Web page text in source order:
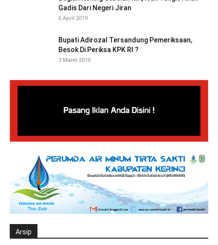
Gadis Dari Negeri Jiran
6 April 2019
Bupati Adirozal Tersandung Pemeriksaan,
Besok Di Periksa KPK RI ?
3 Maret 2019
Arsip